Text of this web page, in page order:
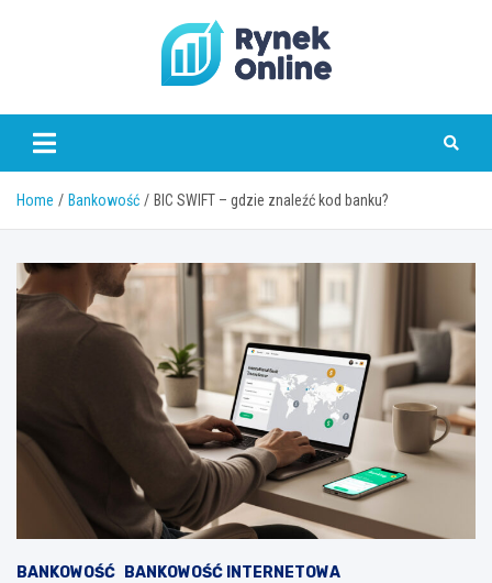
www.rynekonline.pl
Home Bankowość BIC SWIFT – gdzie znaleźć kod banku?
BANKOWOŚĆ BANKOWOŚĆ INTERNETOWA